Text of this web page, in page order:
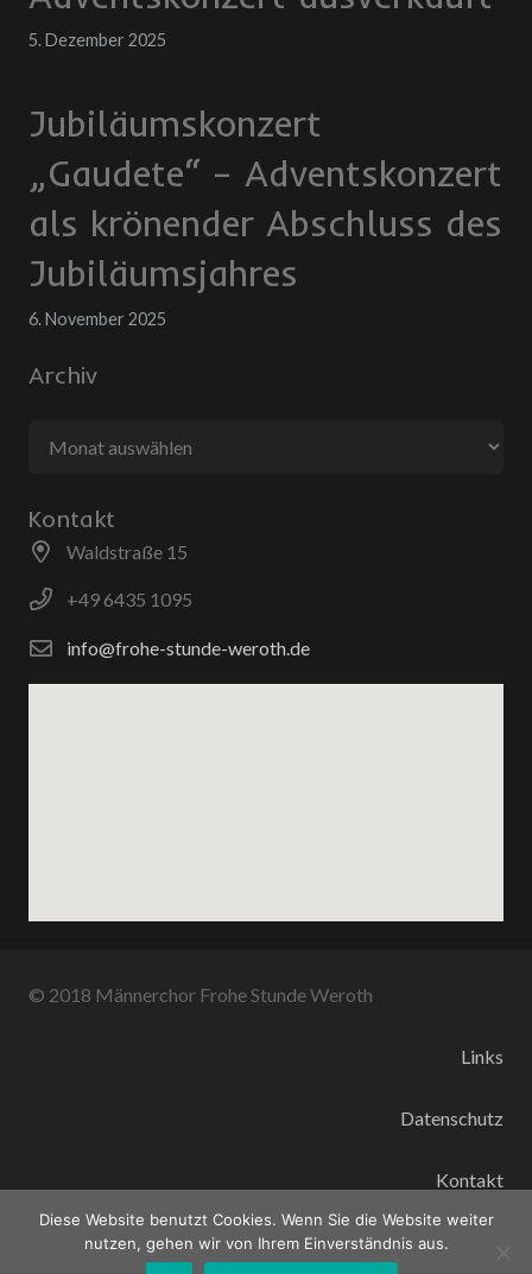
5. Dezember 2025
Jubiläumskonzert
„Gaudete“ – Adventskonzert
als krönender Abschluss des
Jubiläumsjahres
6. November 2025
Archiv
Kontakt
Waldstraße 15
+49 6435 1095
info@frohe-stunde-weroth.de
© 2018 Männerchor Frohe Stunde Weroth
Links
Datenschutz
Kontakt
Impressum
Diese Website benutzt Cookies. Wenn Sie die Website weiter
nutzen, gehen wir von Ihrem Einverständnis aus.